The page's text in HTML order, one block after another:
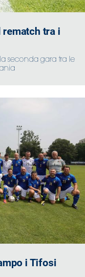
rematch tra i
seconda gara tra le
i Tifosi